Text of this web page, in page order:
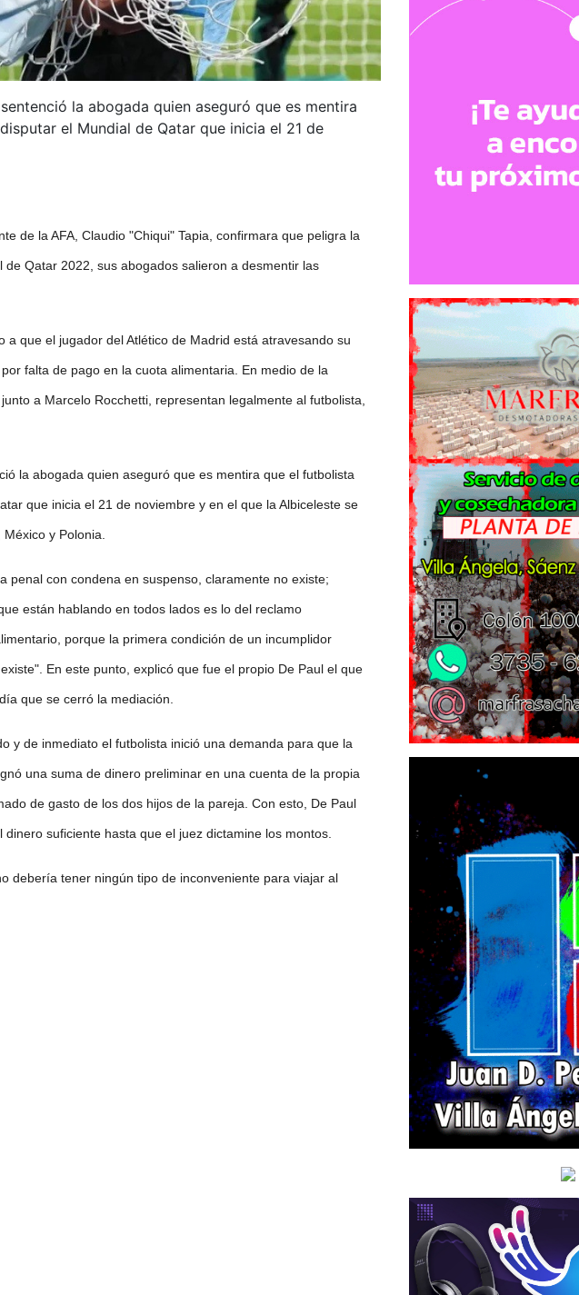
la abogada quien aseguró que es mentira
el Mundial de Qatar que inicia el 21 de
de la AFA, Claudio "Chiqui" Tapia, confirmara que peligra la
Qatar 2022, sus abogados salieron a desmentir las
a que el jugador del Atlético de Madrid está atravesando su
falta de pago en la cuota alimentaria. En medio de la
a Marcelo Rocchetti, representan legalmente al futbolista,
la abogada quien aseguró que es mentira que el futbolista
que inicia el 21 de noviembre y en el que la Albiceleste se
y Polonia.
penal con condena en suspenso, claramente no existe;
están hablando en todos lados es lo del reclamo
porque la primera condición de un incumplidor
En este punto, explicó que fue el propio De Paul el que
que se cerró la mediación.
y de inmediato el futbolista inició una demanda para que la
una suma de dinero preliminar en una cuenta de la propia
de gasto de los dos hijos de la pareja. Con esto, De Paul
suficiente hasta que el juez dictamine los montos.
debería tener ningún tipo de inconveniente para viajar al